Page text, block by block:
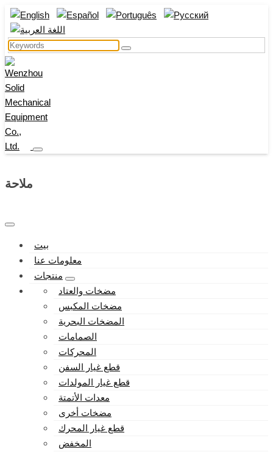
ملاحة
بيت
معلومات عنا
منتجات
مضخات والعتاد
مضخات المكبس
المضخات البحرية
الصمامات
المحركات
قطع غيار السفن
قطع غيار المولدات
معدات الأتمتة
مضخات أخرى
قطع غيار المحرك
المخفض